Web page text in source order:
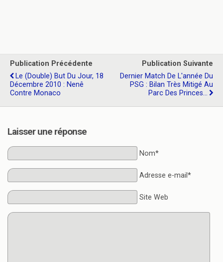
Publication Précédente
Le (double) But Du Jour, 18
Décembre 2010 : Nenê
Contre Monaco
Publication Suivante
Dernier Match De L'année Du
PSG : Bilan Très Mitigé Au
Parc Des Princes...
Laisser une réponse
Nom*
Adresse e-mail*
Site Web